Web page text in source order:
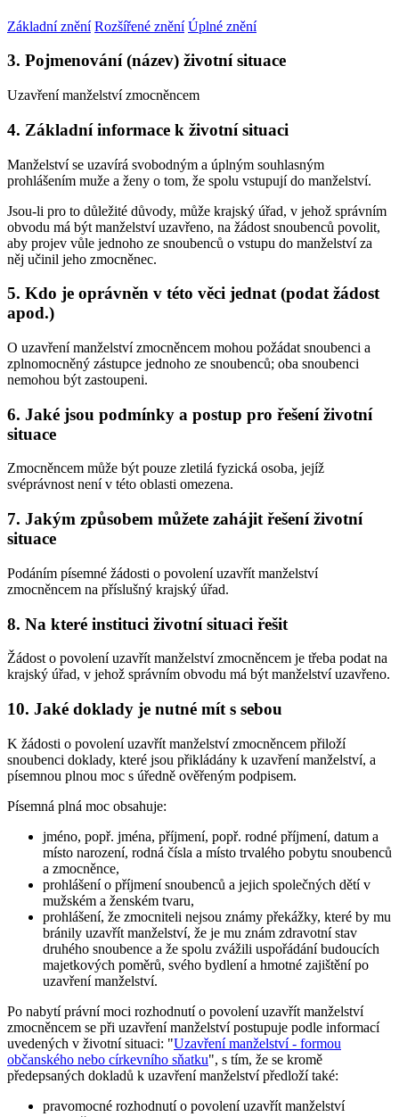
Základní znění Rozšířené znění Úplné znění
3. Pojmenování (název) životní situace
Uzavření manželství zmocněncem
4. Základní informace k životní situaci
Manželství se uzavírá svobodným a úplným souhlasným
prohlášením muže a ženy o tom, že spolu vstupují do manželství.
Jsou-li pro to důležité důvody, může krajský úřad, v jehož správním
obvodu má být manželství uzavřeno, na žádost snoubenců povolit,
aby projev vůle jednoho ze snoubenců o vstupu do manželství za
něj učinil jeho zmocněnec.
5. Kdo je oprávněn v této věci jednat (podat žádost
apod.)
O uzavření manželství zmocněncem mohou požádat snoubenci a
zplnomocněný zástupce jednoho ze snoubenců; oba snoubenci
nemohou být zastoupeni.
6. Jaké jsou podmínky a postup pro řešení životní
situace
Zmocněncem může být pouze zletilá fyzická osoba, jejíž
svéprávnost není v této oblasti omezena.
7. Jakým způsobem můžete zahájit řešení životní
situace
Podáním písemné žádosti o povolení uzavřít manželství
zmocněncem na příslušný krajský úřad.
8. Na které instituci životní situaci řešit
Žádost o povolení uzavřít manželství zmocněncem je třeba podat na
krajský úřad, v jehož správním obvodu má být manželství uzavřeno.
10. Jaké doklady je nutné mít s sebou
K žádosti o povolení uzavřít manželství zmocněncem přiloží
snoubenci doklady, které jsou přikládány k uzavření manželství, a
písemnou plnou moc s úředně ověřeným podpisem.
Písemná plná moc obsahuje:
jméno, popř. jména, příjmení, popř. rodné příjmení, datum a
místo narození, rodná čísla a místo trvalého pobytu snoubenců
a zmocněnce,
prohlášení o příjmení snoubenců a jejich společných dětí v
mužském a ženském tvaru,
prohlášení, že zmocniteli nejsou známy překážky, které by mu
bránily uzavřít manželství, že je mu znám zdravotní stav
druhého snoubence a že spolu zvážili uspořádání budoucích
majetkových poměrů, svého bydlení a hmotné zajištění po
uzavření manželství.
Po nabytí právní moci rozhodnutí o povolení uzavřít manželství
zmocněncem se při uzavření manželství postupuje podle informací
uvedených v životní situaci: "Uzavření manželství - formou
občanského nebo církevního sňatku", s tím, že se kromě
předepsaných dokladů k uzavření manželství předloží také:
pravomocné rozhodnutí o povolení uzavřít manželství